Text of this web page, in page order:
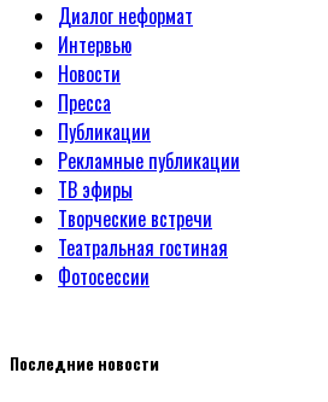
Диалог неформат
Интервью
Новости
Пресса
Публикации
Рекламные публикации
ТВ эфиры
Творческие встречи
Театральная гостиная
Фотосессии
Последние новости